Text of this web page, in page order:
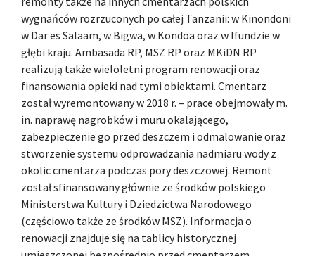
wygnańców rozrzuconych po całej Tanzanii: w Kinondoni
w Dar es Salaam, w Bigwa, w Kondoa oraz w Ifundzie w
głębi kraju. Ambasada RP, MSZ RP oraz MKiDN RP
realizują także wieloletni program renowacji oraz
finansowania opieki nad tymi obiektami. Cmentarz
został wyremontowany w 2018 r. – prace obejmowały m.
in. naprawę nagrobków i muru okalającego,
zabezpieczenie go przed deszczem i odmalowanie oraz
stworzenie systemu odprowadzania nadmiaru wody z
okolic cmentarza podczas pory deszczowej. Remont
został sfinansowany głównie ze środków polskiego
Ministerstwa Kultury i Dziedzictwa Narodowego
(częściowo także ze środków MSZ). Informacja o
renowacji znajduje się na tablicy historycznej